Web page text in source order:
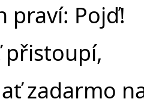
praví: Pojď!
přistoupí,
zadarmo